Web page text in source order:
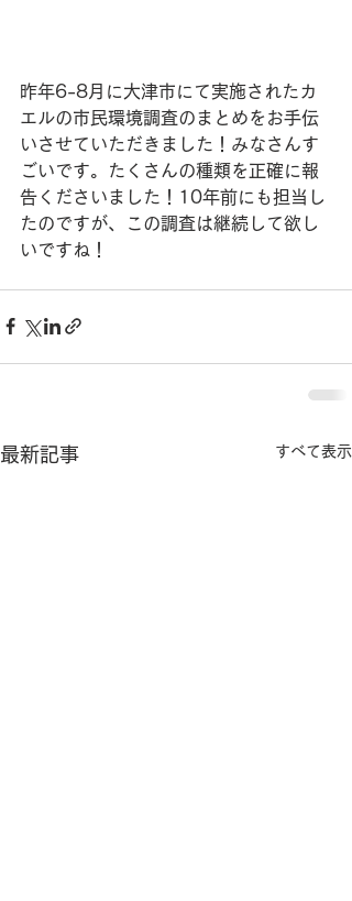
昨年6-8月に大津市にて実施されたカ
エルの市民環境調査のまとめをお手伝
いさせていただきました！みなさんす
ごいです。たくさんの種類を正確に報
告くださいました！10年前にも担当し
たのですが、この調査は継続して欲し
いですね！
最新記事 すべて表示